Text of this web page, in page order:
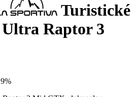
Turistické
Raptor 3